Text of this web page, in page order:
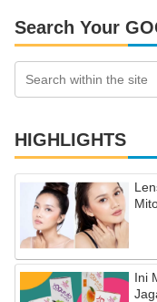
Search Your
HIGHLIGHTS
Ini